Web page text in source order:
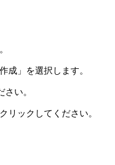
成」を選択します。
い。
リックしてください。